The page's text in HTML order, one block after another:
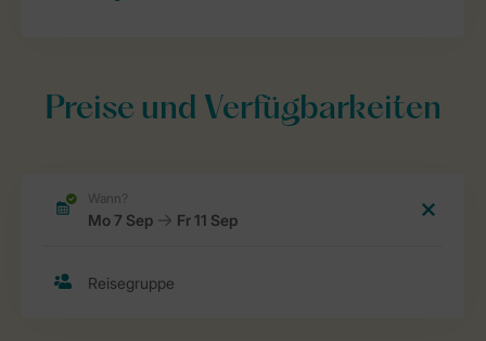
Preise und Verfügbarkeiten